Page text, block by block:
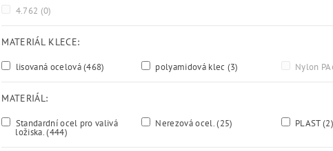
4.762 (0)
MATERIÁL KLECE:
lisovaná ocelová(468) polyamidová klec (3) Nylon
MATERIÁL:
Standardní ocel pro valivá
ložiska.(444)
Nerezová ocel.(25) PLAST(2)